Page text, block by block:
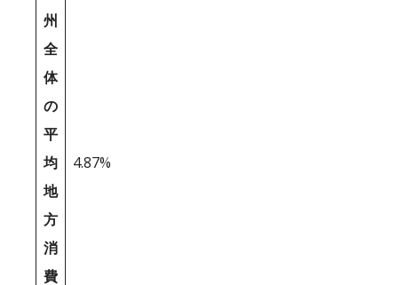
州
全
体
の
平
均
地
方
消
費
4.87%